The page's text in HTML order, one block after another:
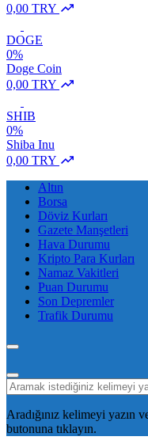
0,00 TRY
DOGE
0%
Doge Coin
0,00 TRY
SHIB
0%
Shiba Inu
0,00 TRY
Altın
Borsa
Döviz Kurları
Gazete Manşetleri
Hava Durumu
Kripto Para Kurları
Namaz Vakitleri
Puan Durumu
Son Depremler
Trafik Durumu
Aradığınız kelimeyi yazın
butonuna tıklayın.